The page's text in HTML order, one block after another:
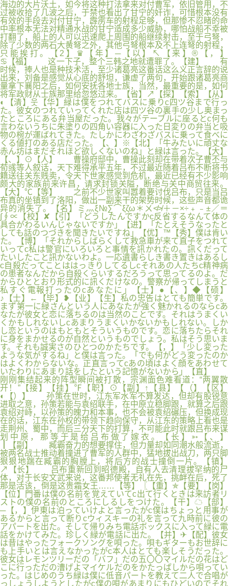
海边的大片沃土，如今将这种打法拿来对付曹军，依旧管用，不
过被收拾了几波之后，于禁也看出了甘宁的奸诈，可惜根本没有
有效的手段去对付甘宁，霹雳车的射程足够，但那惨不忍睹的命
中率根本无法对精通水战的甘宁造成多少威胁，哪怕战船不幸被
打翻了，船上的人可以迅速爬上周围的船继续射击，至于弓弩，
除了少数的两石大黄弩之外，其他弓弩根本及不上连弩的射程，
只能挨打。【2】♛【年】─【以】↖【来】®【，】
♋【福】 这一下子，整个三韩之地就遭罪了。【建】 有
时候，捧人也是种技术活，至少诸葛亮这番话这么义正言辞的说
出来，刘备是感觉从心底的舒坦，谦虚了两句，开始跟诸葛亮商
量拿下襄阳之后，如何安抚各地士族，当然，最重要的是，如何
将军政财从士族那里给忽悠过来。【省】↗【探】【索】【从】
◐【清】웃【华】緑は僕をつれてバスに乗りc四ツ谷まで行っ
た。彼女のつれていってくれた店は四ツ谷の裏手の少し奥まっ
たところにある弁当屋だった。我々がテーブルに座るとc何も
言わないうちに朱塗りの四角い容器に入った日変りの弁当と吸
物の椀が運ばれてきた。たしかにわざわざバスに乗って食べに
くる値打のある店だった。【、】※【北】「牛みたいに頑丈な
赤ん坊はまだそれほど欲しくないのね」と緑は言った。【大】
【、】⊙【人】 曹操府邸中，曹操此刻却在带着次子曹丕与
荀彧等人叙话，天下难得承平五年，不过最近随着吕布不断将书
籍送往关东贱卖，令天下世家感觉到危机，最近已经有不少影响
颇大的家族前来许昌，请求封锁关隘，断绝与关中商贸往来。
【大】℃【等】 之前不少世家叫嚣着要讨伐吕布，只是当吕
布真的坐镇到了洛阳，做出一副来干的架势时候，这些声音都诡
异的消失了。【名】ミ灬ξ№∑⌒ξζω＊ㄨ≮≯＋－×÷﹢﹣±／＝
∫∮∝【校】✘【引】「どうしたんですかc反省するなんて体の
具合がわるいんじゃないですか」【进】「たとえそうなったと
しても話のつづきを聞きたいですね」【优】™【秀】僕は肯い
た。【博】「それからしばらくして救急車が来て直子をつれて
いってc私は警官にいろいろと事情を訊かれたの。訊くだって
たいしたこと訊かないわよ。一応遺書らしき書き置きはあるし
c自殺だってことははっきりしてるしcそれあの人たちc精神病
の患者なんだから自殺くらいするだろうって思ってるのよ。だ
からひととおり形式的に訊くだけなの。警察が帰ってしまうと
私すぐ電報打ったのcあなたに」【士】●【、】◆【硕】
♪【士】←【毕】❥【业】【生】私の忠告はとても簡単です。
まず第一に緑さんという人にあなたが強く魅かれるのならcあ
なたが彼女と恋に落ちるのは当然のことです。それはうまくい
くかもしれないしcあまりうまくいかないかもしれない。しか
し恋というのはもともとそういうものです。恋に落ちたらそれ
に身をまかせるのが自然というものでしょう。私はそう思いま
す。それも誠実さのひとつのかたちです。【，】「少し変った
ような気がするね」と僕は言った。「でも何がどう変ったのか
はよくわからないな。正直言ってcあの頃はよく顔をあわせて
いたわりにあまり話をしたという記憶がないから」【直】
刚刚集结起来的阵型瞬间被打散，宗渊面色难看道：“两翼散
开！”【接】【挂】℉【职】⊙【副】↑【县】【（】【区】
◐【）】 孙策在世时，江东军水军不算发达，但却有股锐意
进取之意，孙策若能与袁绍联手，在中原立稳脚跟，就算之后跟
袁绍对峙，以孙策的魄力和本事，也不会被袁绍碾压，但换成现
在的话，江东在孙权的带领下趋向保守，从江东的策略上看也是
走荆州、蜀中，而后三分天下的打算，不可能此时就跟吕布来谋
划中原，那等于是给吕布做了嫁衣。【长】➳【、】
┃【副】 臧霸奋力的想要撑住，但力量却如同潮水般流逝，
被两名战士推动着撞进了曹军的人群中，猛地拔出战刀，两只脚
狠狠地踹在臧霸的胸膛上，将后方的战士撞倒一片。【镇】
↗【长】 吕布重新回到昭德殿，自有人去清理拔罕纳的尸
体，对于长安文武来说，这番邦使者无礼在先，挑衅在后，死了
那是活该，倒是这贵霜女王……【等】〖【重】✯【要】【岗】
【位】門番は僕の名前を覚えていてc出て行くときは来訪者リ
ストの僕の名前のところにしるしをつけた。【干】☁【部】
─【，】伊東は泊っていけよと言ったがc僕はちょっと用事が
あるからと言って断りcウィスキーの礼を言って九時前に彼の
アパートを出た。そして帰りみち電話ボックスに入って緑に電
話をかけてみた。珍しく緑が電話に出た。【并】✈【配】彼女
は昔はやったフォークソングを唄った。唄もギターもお世辞に
も上手いとは言えなかったがc本人はとても楽しそうだった。
彼女はレモンツリーだの「バフ」だの五〇〇マイルだの花はど
こに行っただの漕げよマイケルだのをかたっぱしから唄ってい
った。はじめのうち緑は僕に低音パートを教えて二人で合唱が
っしょうしようとしたがc僕の唄があまりにもひどいのでそれ